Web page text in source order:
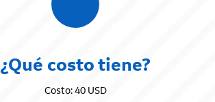
¿Qué costo tiene?
Costo: 40 USD